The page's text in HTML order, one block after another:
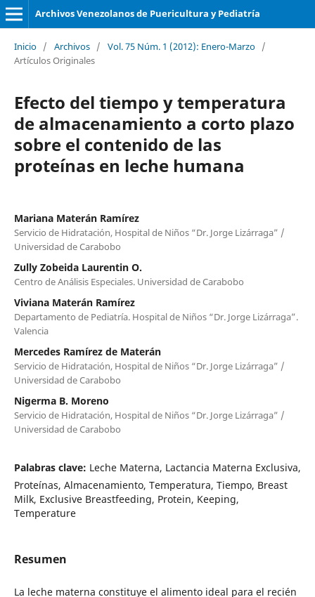
Archivos Venezolanos de Puericultura y Pediatría
Inicio / Archivos / Vol. 75 Núm. 1 (2012): Enero-Marzo /
Artículos Originales
Efecto del tiempo y temperatura
de almacenamiento a corto plazo
sobre el contenido de las
proteínas en leche humana
Mariana Materán Ramírez
Servicio de Hidratación, Hospital de Niños “Dr. Jorge Lizárraga” /
Universidad de Carabobo
Zully Zobeida Laurentin O.
Centro de Análisis Especiales. Universidad de Carabobo
Viviana Materán Ramírez
Departamento de Pediatría. Hospital de Niños “Dr. Jorge Lizárraga”.
Valencia
Mercedes Ramírez de Materán
Servicio de Hidratación, Hospital de Niños “Dr. Jorge Lizárraga” /
Universidad de Carabobo
Nigerma B. Moreno
Servicio de Hidratación, Hospital de Niños “Dr. Jorge Lizárraga” /
Universidad de Carabobo
Palabras clave: Leche Materna, Lactancia Materna Exclusiva,
Proteínas, Almacenamiento, Temperatura, Tiempo, Breast
Milk, Exclusive Breastfeeding, Protein, Keeping,
Temperature
Resumen
La leche materna constituye el alimento ideal para el recién